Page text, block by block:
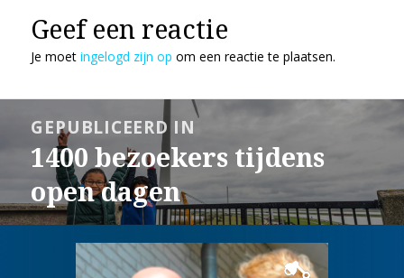
Geef een reactie
Je moetingelogd zijn op om een reactie te plaatsen.
navigatieGEPUBLICEERD IN
1400 bezoekers tijdens
open dagen